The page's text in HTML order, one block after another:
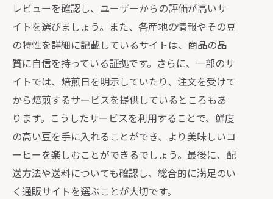
レビューを確認し、ユーザーからの評価が高いサ
イトを選びましょう。また、各産地の情報やその豆
の特性を詳細に記載しているサイトは、商品の品
質に自信を持っている証拠です。さらに、一部のサ
イトでは、焙煎日を明示していたり、注文を受けて
から焙煎するサービスを提供しているところもあ
ります。こうしたサービスを利用することで、鮮度
の高い豆を手に入れることができ、より美味しいコ
ーヒーを楽しむことができるでしょう。最後に、配
送方法や送料についても確認し、総合的に満足のい
く通販サイトを選ぶことが大切です。